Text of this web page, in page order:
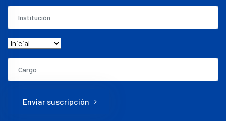
Enviar suscripción